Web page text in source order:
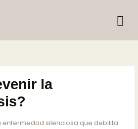
la
enfermedad silenciosa que debilita